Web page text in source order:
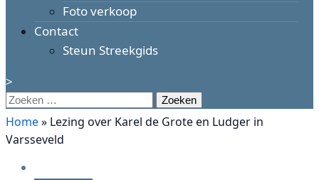
Foto verkoop
Contact
Steun Streekgids
>
Zoeken
naar:
Home» Lezing over Karel de Grote en Ludger in
Varsseveld